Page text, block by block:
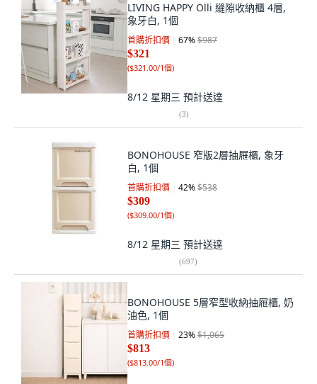
LIVING HAPPY Olli 縫隙收納櫃 4層,
象牙白, 1個
首購折扣價 67%$987
$321
($321.00/1個)
8/12 星期三 預計送達
(3)
BONOHOUSE 窄版2層抽屜櫃, 象牙
白, 1個
首購折扣價 42%$538
$309
($309.00/1個)
8/12 星期三 預計送達
(697)
BONOHOUSE 5層窄型收納抽屜櫃, 奶
油色, 1個
首購折扣價 23%$1,065
$813
($813.00/1個)